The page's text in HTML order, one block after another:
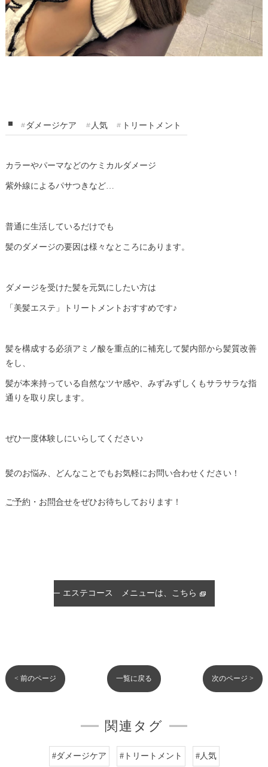
#ダメージケア #人気 #トリートメント
カラーやパーマなどのケミカルダメージ
紫外線によるパサつきなど…
普通に生活しているだけでも
髪のダメージの要因は様々なところにあります。
ダメージを受けた髪を元気にしたい方は
「美髪エステ」トリートメントおすすめです♪
髪を構成する必須アミノ酸を重点的に補充して髪内部から髪質改善
をし、
髪が本来持っている自然なツヤ感や、みずみずしくもサラサラな指
通りを取り戻します。
ぜひ一度体験しにいらしてください♪
髪のお悩み、どんなことでもお気軽にお問い合わせください！
ご予約 ・ お問合せをぜひお待ちしております！
エステコース メニューは、こちら
< 前のページ 一覧に戻る 次のページ >
関連タグ
#ダメージケア #トリートメント #人気